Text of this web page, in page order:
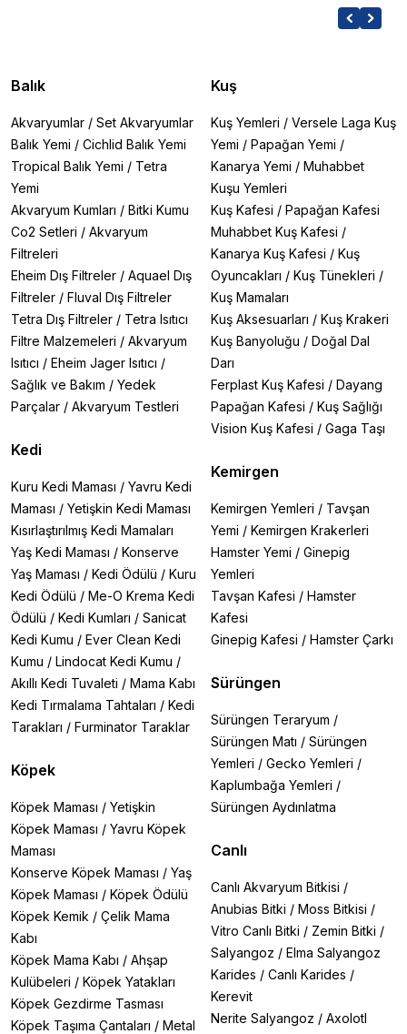
Balık
Akvaryumlar / Set Akvaryumlar
Balık Yemi / Cichlid Balık Yemi
Tropical Balık Yemi / Tetra
Yemi
Akvaryum Kumları / Bitki Kumu
Co2 Setleri / Akvaryum
Filtreleri
Eheim Dış Filtreler / Aquael Dış
Filtreler / Fluval Dış Filtreler
Tetra Dış Filtreler / Tetra Isıtıcı
Filtre Malzemeleri / Akvaryum
Isıtıcı / Eheim Jager Isıtıcı /
Sağlık ve Bakım / Yedek
Parçalar / Akvaryum Testleri
Kedi
Kuru Kedi Maması / Yavru Kedi
Maması / Yetişkin Kedi Maması
Kısırlaştırılmış Kedi Mamaları
Yaş Kedi Maması / Konserve
Yaş Maması / Kedi Ödülü / Kuru
Kedi Ödülü / Me-O Krema Kedi
Ödülü / Kedi Kumları / Sanicat
Kedi Kumu / Ever Clean Kedi
Kumu / Lindocat Kedi Kumu /
Akıllı Kedi Tuvaleti / Mama Kabı
Kedi Tırmalama Tahtaları / Kedi
Tarakları / Furminator Taraklar
Köpek
Köpek Maması / Yetişkin
Köpek Maması / Yavru Köpek
Maması
Konserve Köpek Maması / Yaş
Köpek Maması / Köpek Ödülü
Köpek Kemik / Çelik Mama
Kabı
Köpek Mama Kabı / Ahşap
Kulübeleri / Köpek Yatakları
Köpek Gezdirme Tasması
Köpek Taşıma Çantaları / Metal
Kuş
Kuş Yemleri / Versele Laga Kuş
Yemi / Papağan Yemi /
Kanarya Yemi / Muhabbet
Kuşu Yemleri
Kuş Kafesi / Papağan Kafesi
Muhabbet Kuş Kafesi /
Kanarya Kuş Kafesi / Kuş
Oyuncakları / Kuş Tünekleri /
Kuş Mamaları
Kuş Aksesuarları / Kuş Krakeri
Kuş Banyoluğu / Doğal Dal
Darı
Ferplast Kuş Kafesi / Dayang
Papağan Kafesi / Kuş Sağlığı
Vision Kuş Kafesi / Gaga Taşı
Kemirgen
Kemirgen Yemleri / Tavşan
Yemi / Kemirgen Krakerleri
Hamster Yemi / Ginepig
Yemleri
Tavşan Kafesi / Hamster
Kafesi
Ginepig Kafesi / Hamster Çarkı
Sürüngen
Sürüngen Teraryum /
Sürüngen Matı / Sürüngen
Yemleri / Gecko Yemleri /
Kaplumbağa Yemleri /
Sürüngen Aydınlatma
Canlı
Canlı Akvaryum Bitkisi /
Anubias Bitki / Moss Bitkisi /
Vitro Canlı Bitki / Zemin Bitki /
Salyangoz / Elma Salyangoz
Karides / Canlı Karides /
Kerevit
Nerite Salyangoz / Axolotl